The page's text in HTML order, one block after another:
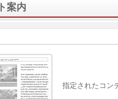
案内
指定されたコン